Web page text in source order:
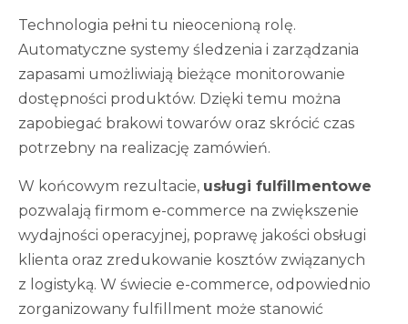
Technologia pełni tu nieocenioną rolę.
Automatyczne systemy śledzenia i zarządzania
zapasami umożliwiają bieżące monitorowanie
dostępności produktów. Dzięki temu można
zapobiegać brakowi towarów oraz skrócić czas
potrzebny na realizację zamówień.
W końcowym rezultacie, usługi fulfillmentowe
pozwalają firmom e-commerce na zwiększenie
wydajności operacyjnej, poprawę jakości obsługi
klienta oraz zredukowanie kosztów związanych
z logistyką. W świecie e-commerce, odpowiednio
zorganizowany fulfillment może stanowić